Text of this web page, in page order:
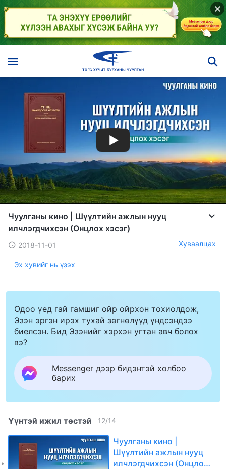
Чуулганы кино | Шүүлтийн ажлын нууц
илчлэгдчихсэн (Онцлох хэсэг)
2018-11-01 Хуваалцах
Эх хувийг нь үзэх
Одоо үед гай гамшиг ойр ойрхон тохиолдож,
Эзэн эргэн ирэх тухай зөгнөлүүд үндсэндээ
биелсэн. Бид Эзэнийг хэрхэн угтан авч болох
вэ?
Messenger дээр бидэнтэй холбоо
барих
Үүнтэй ижил төстэй 12/14
Чуулганы кино |
Шүүлтийн ажлын нууц
илчлэгдчихсэн (Онцлох